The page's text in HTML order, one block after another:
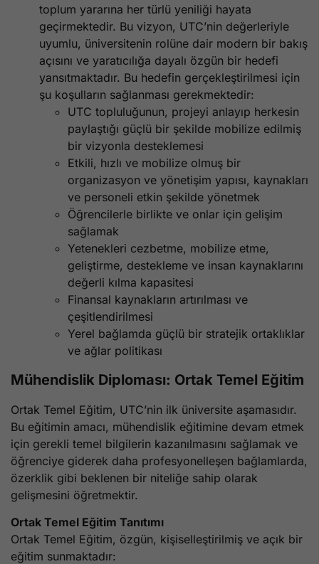
toplum yararına her türlü yeniliği hayata
geçirmektedir. Bu vizyon, UTC’nin değerleriyle
uyumlu, üniversitenin rolüne dair modern bir bakış
açısını ve yaratıcılığa dayalı özgün bir hedefi
yansıtmaktadır. Bu hedefin gerçekleştirilmesi için
şu koşulların sağlanması gerekmektedir:
UTC topluluğunun, projeyi anlayıp herkesin
paylaştığı güçlü bir şekilde mobilize edilmiş
bir vizyonla desteklemesi
Etkili, hızlı ve mobilize olmuş bir
organizasyon ve yönetişim yapısı, kaynakları
ve personeli etkin şekilde yönetmek
Öğrencilerle birlikte ve onlar için gelişim
sağlamak
Yetenekleri cezbetme, mobilize etme,
geliştirme, destekleme ve insan kaynaklarını
değerli kılma kapasitesi
Finansal kaynakların artırılması ve
çeşitlendirilmesi
Yerel bağlamda güçlü bir stratejik ortaklıklar
ve ağlar politikası
Mühendislik Diploması: Ortak Temel Eğitim
Ortak Temel Eğitim, UTC’nin ilk üniversite aşamasıdır.
Bu eğitimin amacı, mühendislik eğitimine devam etmek
için gerekli temel bilgilerin kazanılmasını sağlamak ve
öğrenciye giderek daha profesyonelleşen bağlamlarda,
özerklik gibi beklenen bir niteliğe sahip olarak
gelişmesini öğretmektir.
Ortak Temel Eğitim Tanıtımı
Ortak Temel Eğitim, özgün, kişiselleştirilmiş ve açık bir
eğitim sunmaktadır: